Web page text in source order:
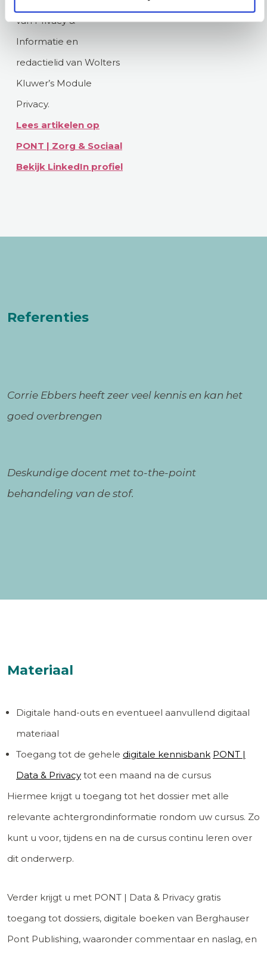
van Privacy &
Informatie en
redactielid van Wolters
Kluwer’s Module
Privacy.
Lees artikelen op
PONT | Zorg & Sociaal
Bekijk LinkedIn profiel
Referenties
Corrie Ebbers heeft zeer veel kennis en kan het
goed overbrengen
Deskundige docent met to-the-point
behandeling van de stof.
Materiaal
Digitale hand-outs en eventueel aanvullend digitaal
materiaal
Toegang tot de gehele digitale kennisbank PONT |
Data & Privacy tot een maand na de cursus
Hiermee krijgt u toegang tot het dossier met alle
relevante achtergrondinformatie rondom uw cursus. Zo
kunt u voor, tijdens en na de cursus continu leren over
dit onderwerp.
Verder krijgt u met PONT | Data & Privacy gratis
toegang tot dossiers, digitale boeken van Berghauser
Pont Publishing, waaronder commentaar en naslag, en